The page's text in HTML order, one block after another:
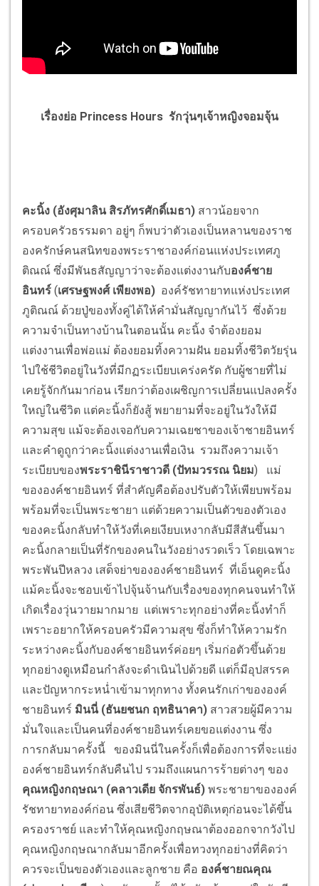
เรื่องย่อ Princess Hours รักวุ่นๆเจ้าหญิงจอมจุ้น
คะนิ้ง (อังศุมาลิน สิรภัทรศักดิ์เมธา) สาวน้อยจาก
ครอบครัวธรรมดา อยู่ๆ ก็พบว่าตัวเองเป็นหลานของราช
องครักษ์คนสนิทของพระราชาองค์ก่อนแห่งประเทศภู
ติณณ์ ซึ่งมีพันธสัญญาว่าจะต้องแต่งงานกับองค์ชาย
อินทร์ (เศรษฐพงศ์ เพียงพอ) องค์รัชทายาทแห่งประเทศ
ภูติณณ์ ด้วยปู่ของทั้งคู่ได้ให้คำมั่นสัญญากันไว้ ซึ่งด้วย
ความจำเป็นทางบ้านในตอนนั้น คะนิ้ง จำต้องยอม
แต่งงานเพื่อพ่อแม่ ต้องยอมทิ้งความฝัน ยอมทิ้งชีวิตวัยรุ่น
ไปใช้ชีวิตอยู่ในวังที่มีกฏระเบียบเคร่งครัด กับผู้ชายที่ไม่
เคยรู้จักกันมาก่อน เรียกว่าต้องเผชิญการเปลี่ยนแปลงครั้ง
ใหญ่ในชีวิต แต่คะนิ้งก็ยังสู้ พยายามที่จะอยู่ในวังให้มี
ความสุข แม้จะต้องเจอกับความเฉยชาของเจ้าชายอินทร์
และคำดูถูกว่าคะนิ้งแต่งงานเพื่อเงิน รวมถึงความเจ้า
ระเบียบของพระราชินีราชาวดี (ปัทมวรรณ นิยม) แม่
ขององค์ชายอินทร์ ที่สำคัญคือต้องปรับตัวให้เพียบพร้อม
พร้อมที่จะเป็นพระชายา แต่ด้วยความเป็นตัวของตัวเอง
ของคะนิ้งกลับทำให้วังที่เคยเงียบเหงากลับมีสีสันขึ้นมา
คะนิ้งกลายเป็นที่รักของคนในวังอย่างรวดเร็ว โดยเฉพาะ
พระพันปีหลวง เสด็จย่าขององค์ชายอินทร์ ที่เอ็นดูคะนิ้ง
แม้คะนิ้งจะชอบเข้าไปจุ้นจ้านกับเรื่องของทุกคนจนทำให้
เกิดเรื่องวุ่นวายมากมาย แต่เพราะทุกอย่างที่คะนิ้งทำก็
เพราะอยากให้ครอบครัวมีความสุข ซึ่งก็ทำให้ความรัก
ระหว่างคะนิ้งกับองค์ชายอินทร์ค่อยๆ เริ่มก่อตัวขึ้นด้วย
ทุกอย่างดูเหมือนกำลังจะดำเนินไปด้วยดี แต่ก็มีอุปสรรค
และปัญหากระหน่ำเข้ามาทุกทาง ทั้งคนรักเก่าขององค์
ชายอินทร์ มินนี่ (ธันยชนก ฤทธินาคา) สาวสวยผู้มีความ
มั่นใจและเป็นคนที่องค์ชายอินทร์เคยขอแต่งงาน ซึ่ง
การกลับมาครั้งนี้ ของมินนี่ในครั้งก็เพื่อต้องการที่จะแย่ง
องค์ชายอินทร์กลับคืนไป รวมถึงแผนการร้ายต่างๆ ของ
คุณหญิงกฤษณา (คลาวเดีย จักรพันธ์) พระชายาขององค์
รัชทายาทองค์ก่อน ซึ่งเสียชีวิตจากอุบัติเหตุก่อนจะได้ขึ้น
ครองราชย์ และทำให้คุณหญิงกฤษณาต้องออกจากวังไป
คุณหญิงกฤษณากลับมาอีกครั้งเพื่อทวงทุกอย่างที่คิดว่า
ควรจะเป็นของตัวเองและลูกชาย คือ องค์ชายณคุณ